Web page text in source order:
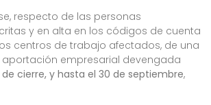
respecto de las personas
y en alta en los códigos de cuenta
centros de trabajo afectados, de una
aportación empresarial devengada
cierre, y hasta el 30 de septiembre,